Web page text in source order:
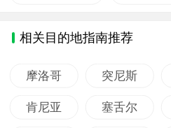
相关目的地指南推荐
摩洛哥 突尼斯
肯尼亚 塞舌尔